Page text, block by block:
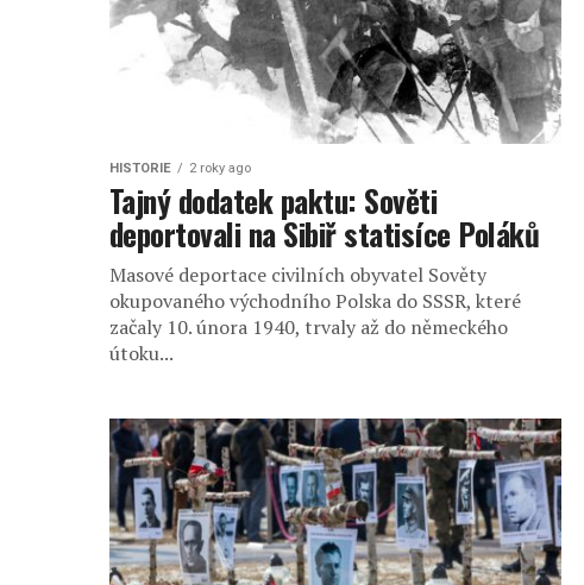
HISTORIE 2 roky ago
Tajný dodatek paktu: Sověti
deportovali na Sibiř statisíce Poláků
Masové deportace civilních obyvatel Sověty
okupovaného východního Polska do SSSR, které
začaly 10. února 1940, trvaly až do německého
útoku...